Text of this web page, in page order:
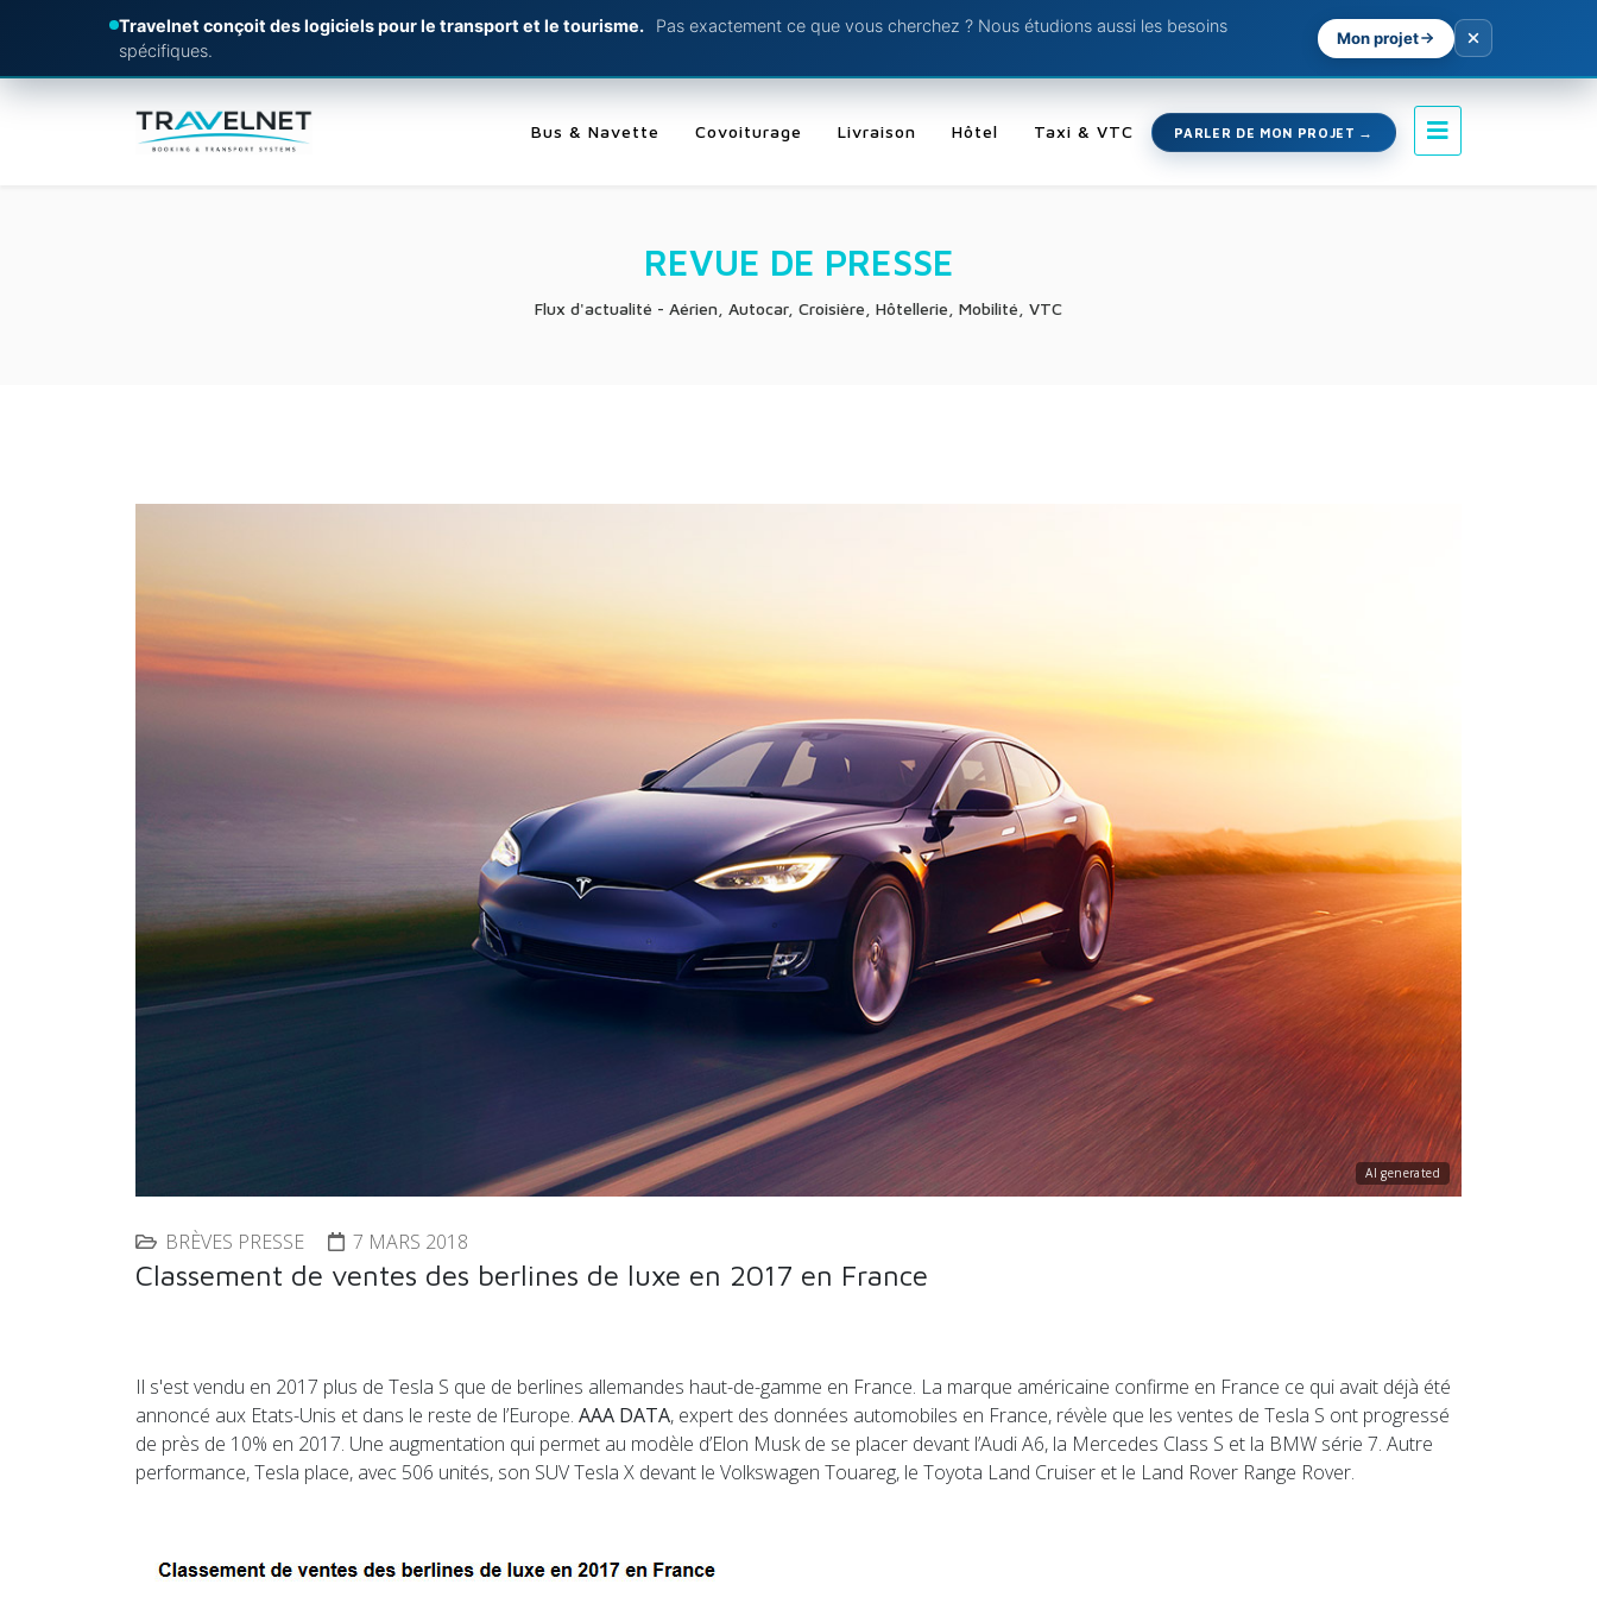
Travelnet conçoit des logiciels pour le transport et le tourisme.
Pas exactement ce que vous cherchez ? Nous étudions aussi les besoins
spécifiques.
Mon projet
Bus & Navette Covoiturage Livraison Hôtel Taxi & VTC PARLER DE MON PROJET
REVUE DE PRESSE
Flux d'actualité - Aérien, Autocar, Croisière, Hôtellerie, Mobilité, VTC
AI generated
BRÈVES PRESSE 7 MARS 2018
Classement de ventes des berlines de luxe en 2017 en France
Il s'est vendu en 2017 plus de Tesla S que de berlines allemandes haut-de-gamme en France. La marque américaine confirme en France ce qui avait déjà été
annoncé aux Etats-Unis et dans le reste de l’Europe. AAA DATA, expert des données automobiles en France, révèle que les ventes de Tesla S ont progressé
de près de 10% en 2017. Une augmentation qui permet au modèle d’Elon Musk de se placer devant l’Audi A6, la Mercedes Class S et la BMW série 7. Autre
performance, Tesla place, avec 506 unités, son SUV Tesla X devant le Volkswagen Touareg, le Toyota Land Cruiser et le Land Rover Range Rover.